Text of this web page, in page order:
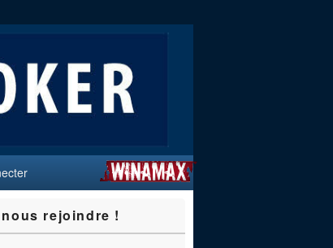
rejoindre !